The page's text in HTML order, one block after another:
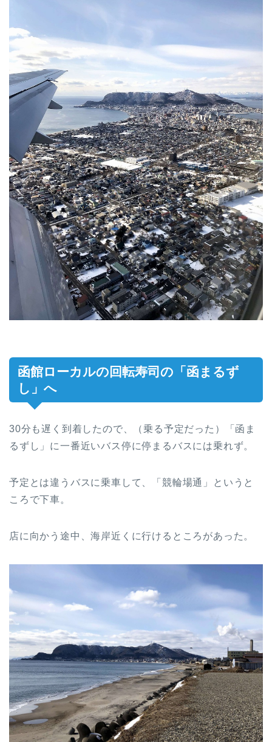
函館ローカルの回転寿司の「函まるず
し」へ
30分も遅く到着したので、（乗る予定だった）「函ま
るずし」に一番近いバス停に停まるバスには乗れず。
予定とは違うバスに乗車して、「競輪場通」というと
ころで下車。
店に向かう途中、海岸近くに行けるところがあった。